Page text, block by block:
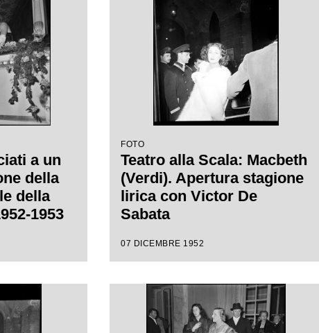
a un
della
della
1953
di
con la
FOTO
Teatro alla Scala: Macbeth
(Verdi). Apertura stagione
lirica con Victor De
Sabata
07 DICEMBRE 1952